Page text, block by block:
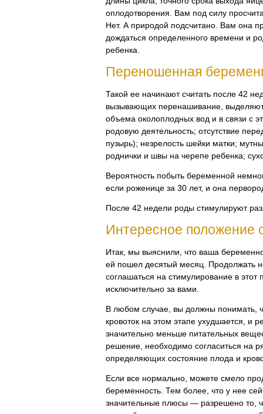
оплодотворения. Вам под силу
Нет. А природой подсчитано. Вам она
дождаться определенного времени и
ребенка.
Переношенная
Такой ее начинают считать после 42
вызывающих перенашивание,
объема околоплодных вод и в связи с
родовую деятельность; отсутствие
пузырь); незрелость шейки матки;
роднички и швы на черепе ребенка;
Вероятность побыть беременной
если роженице за 30 лет, и она
После 42 недели роды стимулируют
Интересное положение
Итак, мы выяснили, что ваша
ей пошел десятый месяц. Продолжать
соглашаться на стимулирование в
исключительно за вами.
В любом случае, вы должны понимать,
кровоток на этом этапе ухудшается, и
значительно меньше питательных
решение, необходимо согласиться на
определяющих состояние плода и
Если все нормально, можете смело
беременность. Тем более, что у нее
значительные плюсы — разрешено то,